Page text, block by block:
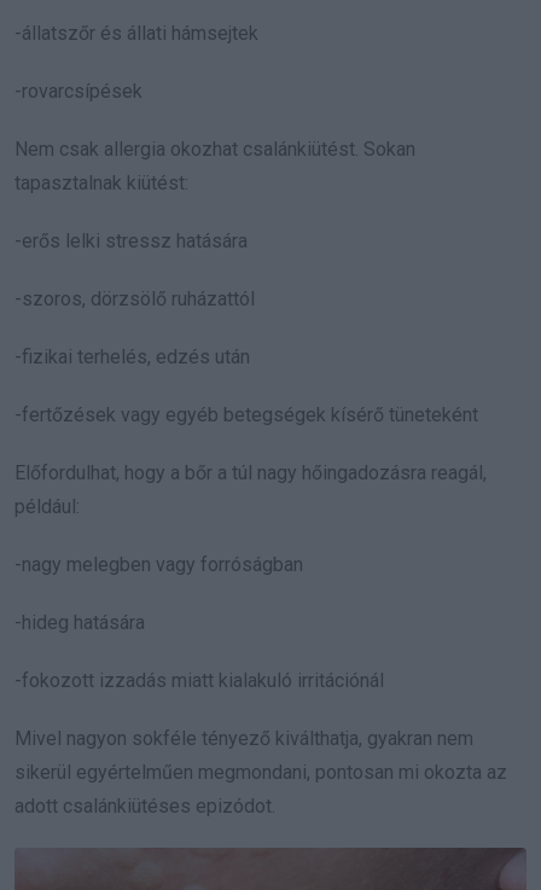
-állatszőr és állati hámsejtek
-rovarcsípések
Nem csak allergia okozhat csalánkiütést. Sokan
tapasztalnak kiütést:
-erős lelki stressz hatására
-szoros, dörzsölő ruházattól
-fizikai terhelés, edzés után
-fertőzések vagy egyéb betegségek kísérő tüneteként
Előfordulhat, hogy a bőr a túl nagy hőingadozásra reagál,
például:
-nagy melegben vagy forróságban
-hideg hatására
-fokozott izzadás miatt kialakuló irritációnál
Mivel nagyon sokféle tényező kiválthatja, gyakran nem
sikerül egyértelműen megmondani, pontosan mi okozta az
adott csalánkiütéses epizódot.